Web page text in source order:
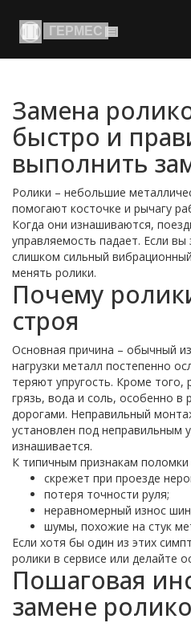
Замена
быстро и
выполнить
Ролики – небольшие
помогают косточке и рычагу
Когда они изнашиваются,
управляемость падает. Если
слишком сильный
менять ролики.
Почему
строя
Основная причина – обычный
нагрузки металл постепенно
теряют упругость. Кроме
грязь, вода и соль, особенно в
дорогами. Неправильный
установлен под неправильным
изнашивается.
К типичным признакам поломки
скрежет при проезде
потеря точности руля;
неравномерный износ
шумы, похожие на стук
Если хотя бы один из этих
ролики в сервисе или делайте
Пошаговая
замене